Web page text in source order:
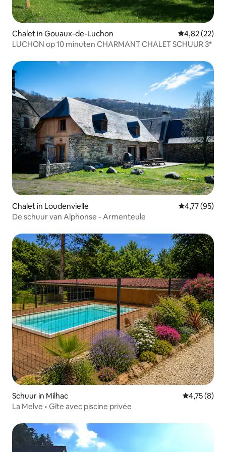
Chalet in Gouaux-de-Luchon Gemiddelde
4,82 (22)
LUCHON op 10 minuten CHARMANT CHALET SCHUUR 3*
Chalet in Loudenvielle Gemiddelde
4,77 (95)
De schuur van Alphonse - Armenteule
Schuur in Milhac
4,75 (8)
La Melve • Gîte avec piscine privée